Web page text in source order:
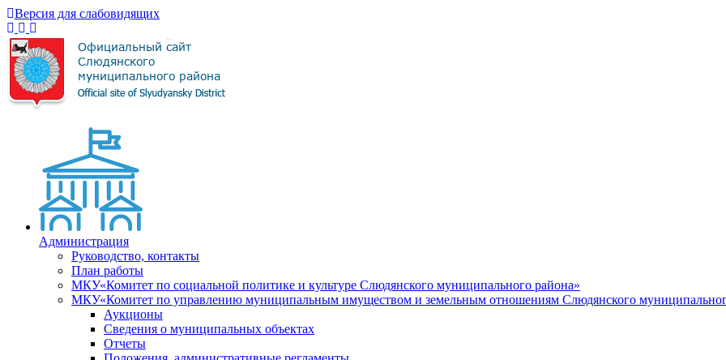
Версия для слабовидящих
Администрация
Руководство, контакты
План работы
МКУ«Комитет по социальной политике и культуре Слюдянского муниципального района»
МКУ«Комитет по управлению муниципальным имуществом и земельным отношениям Слюдянского
Аукционы
Сведения о муниципальных объектах
Отчеты